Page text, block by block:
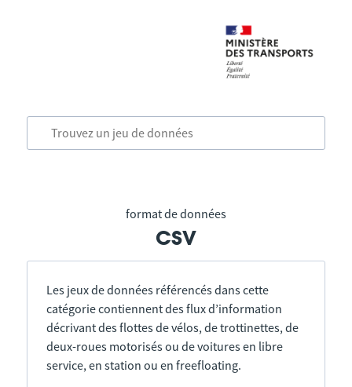
format de données
csv
Les jeux de données référencés dans cette
catégorie contiennent des flux d’information
décrivant des flottes de vélos, de trottinettes, de
deux-roues motorisés ou de voitures en libre
service, en station ou en freefloating.